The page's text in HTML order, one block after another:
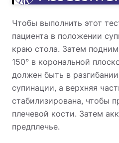
Чтобы выполнить этот
пациента в положении
краю стола. Затем
150° в корональной
должен быть в
супинации, а верхняя
стабилизирована, чтобы
плечевой кости. Затем
предплечье.